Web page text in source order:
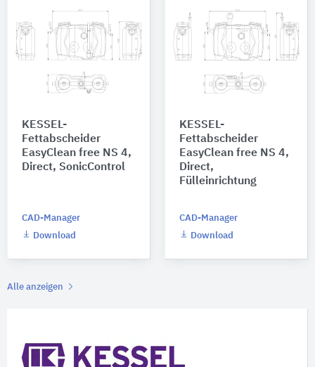
KESSEL-
Fettabscheider
EasyClean free NS 4,
Direct, SonicControl
CAD-Manager
Download
KESSEL-
Fettabscheider
EasyClean free NS 4,
Direct,
Fülleinrichtung
CAD-Manager
Download
Alle anzeigen